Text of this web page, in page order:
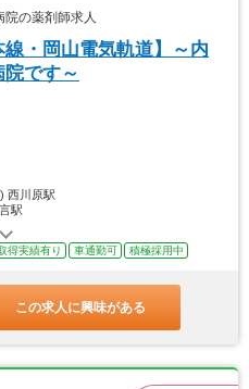
の薬剤師求人
線・岡山電気軌道】～内
です～
西川原駅
駅
得実績有り 車通勤可 積極採用中
この求人に興味がある